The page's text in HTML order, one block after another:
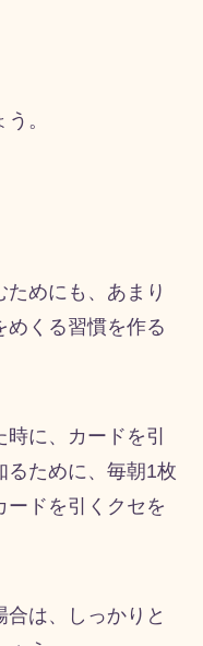
。
めにも、あまり
めくる習慣を作る
に、カードを引
るために、毎朝1枚
ードを引くクセを
は、しっかりと